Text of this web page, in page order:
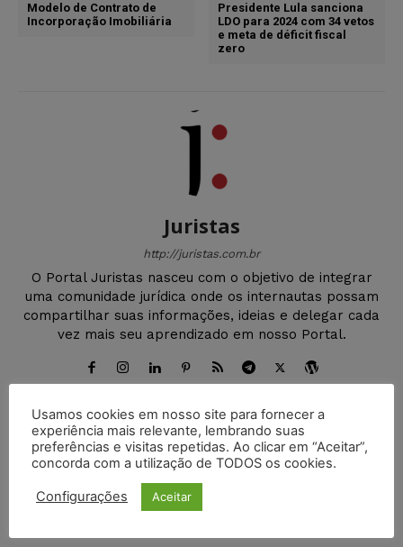
Modelo de Contrato de
Incorporação Imobiliária
Presidente Lula sanciona
LDO para 2024 com 34 vetos
e meta de déficit fiscal
zero
Juristas
http://juristas.com.br
O Portal Juristas nasceu com o objetivo de integrar
uma comunidade jurídica onde os internautas possam
compartilhar suas informações, ideias e delegar cada
vez mais seu aprendizado em nosso Portal.
DEIXE UM COMENTÁRIO
Facebook Comments
Usamos cookies em nosso site para fornecer a
experiência mais relevante, lembrando suas
preferências e visitas repetidas. Ao clicar em “Aceitar”,
concorda com a utilização de TODOS os cookies.
Configurações Aceitar